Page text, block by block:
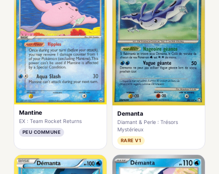
Mantine
EX : Team Rocket Returns
PEU COMMUNE
Demanta
Diamant & Perle : Trésors
Mystérieux
RARE V1